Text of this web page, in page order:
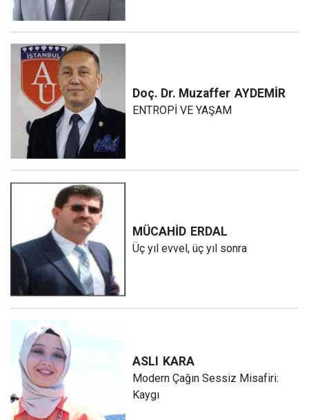
Doç. Dr. Muzaffer AYDEMİR
ENTROPİ VE YAŞAM
MÜCAHİD ERDAL
Üç yıl evvel, üç yıl sonra
ASLI KARA
Modern Çağın Sessiz Misafiri:
Kaygı